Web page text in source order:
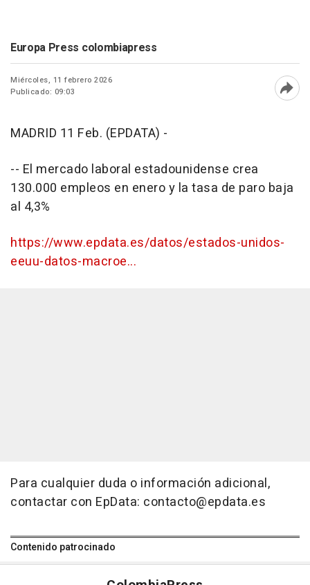
Europa Press colombiapress
Miércoles, 11 febrero 2026
Publicado: 09:03
MADRID 11 Feb. (EPDATA) -
-- El mercado laboral estadounidense crea
130.000 empleos en enero y la tasa de paro baja
al 4,3%
https://www.epdata.es/datos/estados-unidos-
eeuu-datos-macroe...
Para cualquier duda o información adicional,
contactar con EpData: contacto@epdata.es
Contenido patrocinado